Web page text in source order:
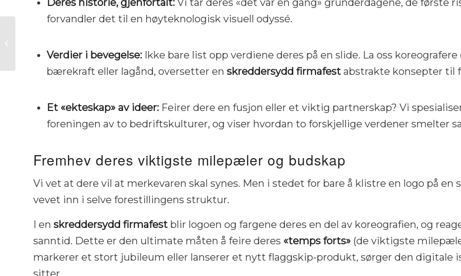
forvandler det til en høyteknologisk visuell odyssé.
Verdier i bevegelse: Ikke bare list opp verdiene deres på en slide. La oss
bærekraft eller lagånd, oversetter en skreddersydd firmafest abstrakte konsepter til
Et «ekteskap» av ideer: Feirer dere en fusjon eller et viktig partnerskap? Vi
foreningen av to bedriftskulturer, og viser hvordan to forskjellige verdener smelter
Fremhev deres viktigste milepæler og budskap
Vi vet at dere vil at merkevaren skal synes. Men i stedet for bare å klistre en logo på
vevet inn i selve forestillingens struktur.
I en skreddersydd firmafest blir logoen og fargene deres en del av koreografien, og
sanntid. Dette er den ultimate måten å feire deres «temps forts» (de viktigste
markerer et stort jubileum eller lanserer et nytt flaggskip-produkt, sørger den digitale
sitter.
arrangementer